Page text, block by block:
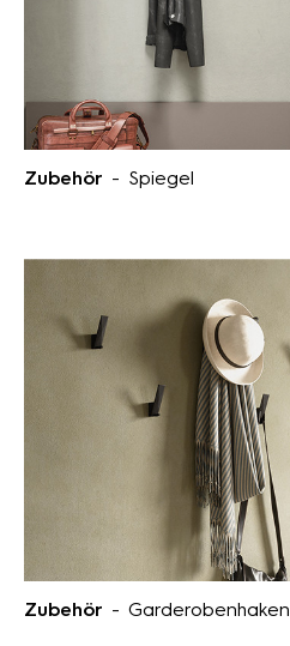
Zubehör - Spiegel
Zubehör - Garderobenhaken